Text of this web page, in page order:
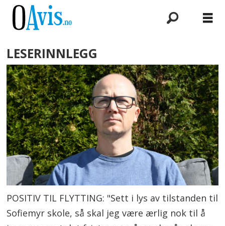
LESERINNLEGG
POSITIV TIL FLYTTING: "Sett i lys av tilstanden til
Sofiemyr skole, så skal jeg være ærlig nok til å